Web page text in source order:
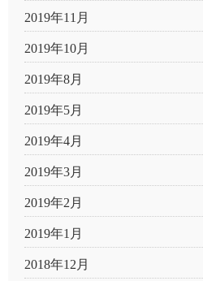
2019年11月
2019年10月
2019年8月
2019年5月
2019年4月
2019年3月
2019年2月
2019年1月
2018年12月